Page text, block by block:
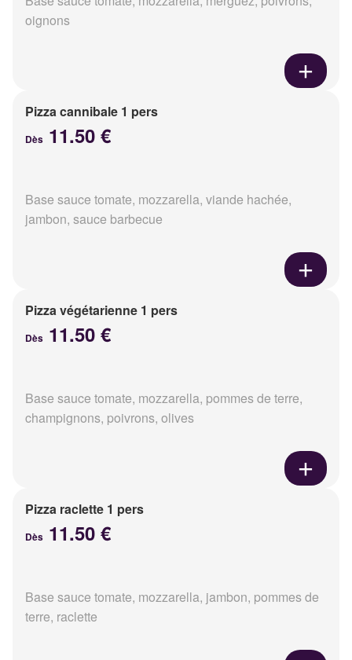
oignons
Pizza cannibale 1 pers
Dès 11.50 €
Base sauce tomate, mozzarella, viande hachée,
jambon, sauce barbecue
Pizza végétarienne 1 pers
Dès 11.50 €
Base sauce tomate, mozzarella, pommes de terre,
champignons, poivrons, olives
Pizza raclette 1 pers
Dès 11.50 €
Base sauce tomate, mozzarella, jambon, pommes de
terre, raclette